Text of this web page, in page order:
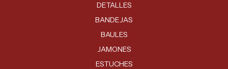
DETALLES
BANDEJAS
BAULES
JAMONES
ESTUCHES